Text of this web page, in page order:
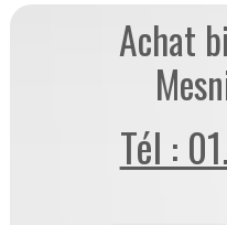
Achat
Tél :